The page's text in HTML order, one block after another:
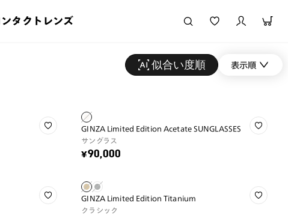
ンタクトレンズ
似合い度順 表示順
GINZA Limited Edition Acetate SUNGLASSES
サングラス
¥90,000
GINZA Limited Edition Titanium
クラシック